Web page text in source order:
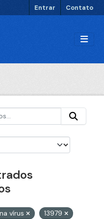
Entrar Contato
vírus
13979